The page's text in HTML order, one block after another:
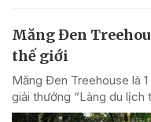
Măng Đen
thế giới
Măng Đen Treehouse là
giải thưởng “Làng du lịch